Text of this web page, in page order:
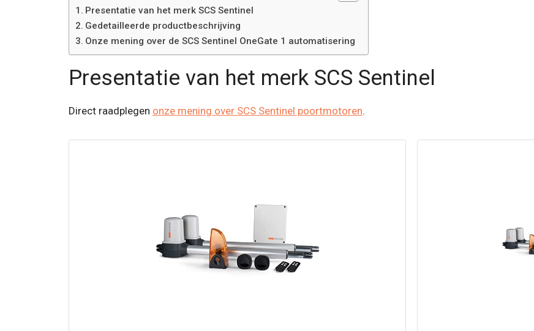
Presentatie van het merk SCS Sentinel
Gedetailleerde productbeschrijving
Onze mening over de SCS Sentinel OneGate 1 automatisering
Presentatie van het merk SCS Sentinel
Direct raadplegen onze mening over SCS Sentinel poortmotoren.